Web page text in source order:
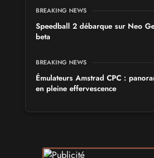
BREAKING NEWS
Speedball 2 débarque sur Neo
beta
BREAKING NEWS
Émulateurs Amstrad CPC :
en pleine effervescence